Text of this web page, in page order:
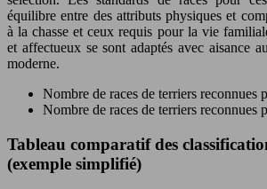
équilibre entre des attributs physiques et
à la chasse et ceux requis pour la vie
et affectueux se sont adaptés avec aisance
moderne.
Nombre de races de terriers reconnues
Nombre de races de terriers reconnues
Tableau comparatif des
(exemple simplifié)